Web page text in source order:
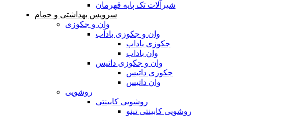
شیرآلات تک پایه قهرمان
سرویس بهداشتی و حمام
وان و جکوزی
وان و جکوزی بادآب
جکوزی باداب
وان باداب
وان و جکوزی داتیس
جکوزی داتیس
وان داتیس
روشویی
روشویی کابینتی
روشویی کابینتی تینو